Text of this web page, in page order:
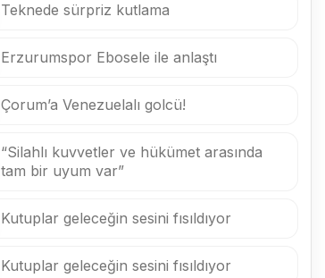
Teknede sürpriz kutlama
Erzurumspor Ebosele ile anlaştı
Çorum’a Venezuelalı golcü!
“Silahlı kuvvetler ve hükümet arasında
tam bir uyum var”
Kutuplar geleceğin sesini fısıldıyor
Kutuplar geleceğin sesini fısıldıyor